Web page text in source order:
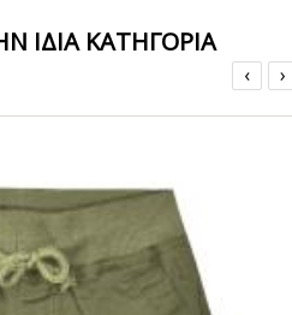
ΙΔΙΑ ΚΑΤΗΓΟΡΙΑ
‹ ›